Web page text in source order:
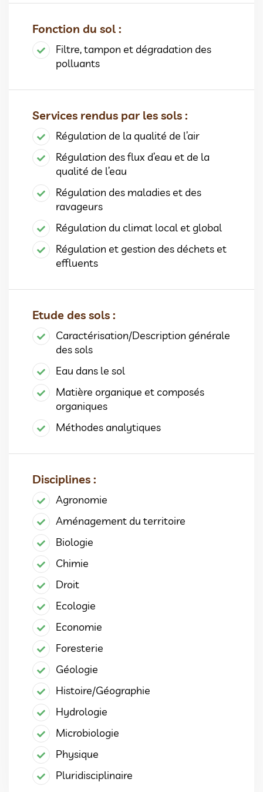
Fonction du sol :
Filtre, tampon et dégradation des
polluants
Services rendus par les sols :
Régulation de la qualité de l’air
Régulation des flux d’eau et de la
qualité de l’eau
Régulation des maladies et des
ravageurs
Régulation du climat local et global
Régulation et gestion des déchets et
effluents
Etude des sols :
Caractérisation/Description générale
des sols
Eau dans le sol
Matière organique et composés
organiques
Méthodes analytiques
Disciplines :
Agronomie
Aménagement du territoire
Biologie
Chimie
Droit
Ecologie
Economie
Foresterie
Géologie
Histoire/Géographie
Hydrologie
Microbiologie
Physique
Pluridisciplinaire